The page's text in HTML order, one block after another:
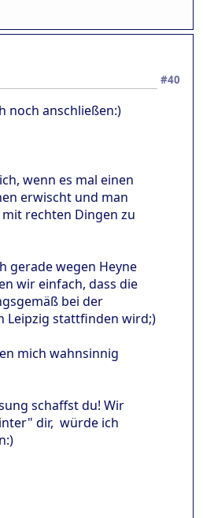
#40
noch anschließen:)
wenn es mal einen
erwischt und man
rechten Dingen zu
gerade wegen Heyne
wir einfach, dass die
bei der
Leipzig stattfinden wird;)
mich wahnsinnig
schaffst du! Wir
dir, würde ich